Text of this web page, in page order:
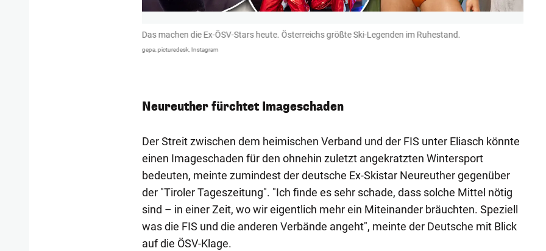
Das machen die Ex-ÖSV-Stars heute. Österreichs größte Ski-Legenden im Ruhestand.
gepa, picturedesk, Instagram
Neureuther fürchtet Imageschaden
Der Streit zwischen dem heimischen Verband und der FIS unter Eliasch könnte
einen Imageschaden für den ohnehin zuletzt angekratzten Wintersport
bedeuten, meinte zumindest der deutsche Ex-Skistar Neureuther gegenüber
der "Tiroler Tageszeitung". "Ich finde es sehr schade, dass solche Mittel nötig
sind – in einer Zeit, wo wir eigentlich mehr ein Miteinander bräuchten. Speziell
was die FIS und die anderen Verbände angeht", meinte der Deutsche mit Blick
auf die ÖSV-Klage.